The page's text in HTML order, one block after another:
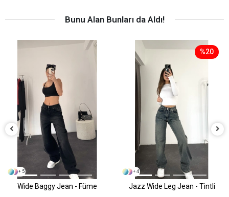
Bunu Alan Bunları da Aldı!
+ 5
Wide Baggy Jean - Füme
%20
+ 4
Jazz Wide Leg Jean - Tintli